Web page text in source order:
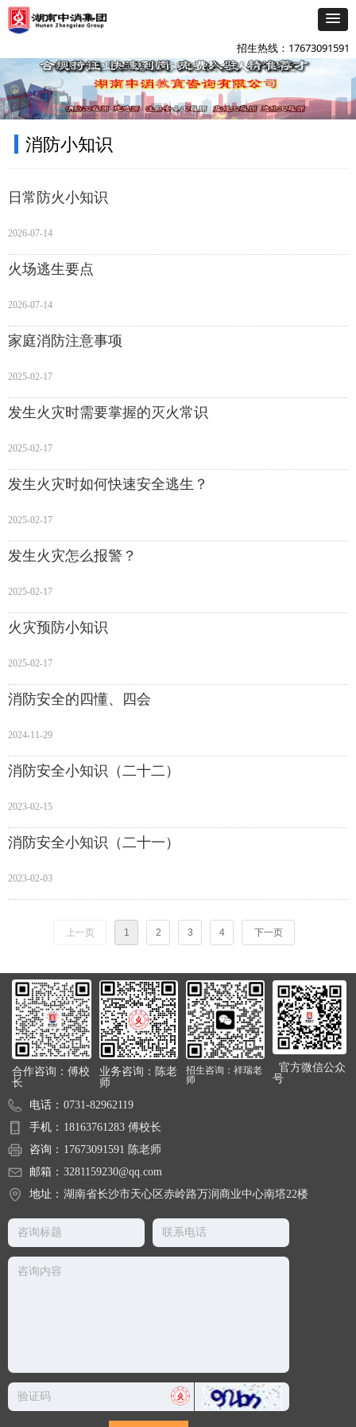
招生热线：17673091591
添加企微咨询
消防小知识
日常防火小知识
2026-07-14
火场逃生要点
2026-07-14
家庭消防注意事项
2025-02-17
发生火灾时需要掌握的灭火常识
2025-02-17
发生火灾时如何快速安全逃生？
2025-02-17
发生火灾怎么报警？
2025-02-17
火灾预防小知识
2025-02-17
消防安全的四懂、四会
2024-11-29
消防安全小知识（二十二）
2023-02-15
消防安全小知识（二十一）
2023-02-03
上一页 1 2 3 4 下一页
合作咨询：傅校
长
业务咨询：陈老
师
官方微信公众
号
招生咨询：祥瑞老
师
电话： 0731-82962119
手机： 18163761283 傅校长
咨询： 17673091591 陈老师
邮箱： 3281159230@qq.com
地址： 湖南省长沙市天心区赤岭路万润商业中心南塔22楼